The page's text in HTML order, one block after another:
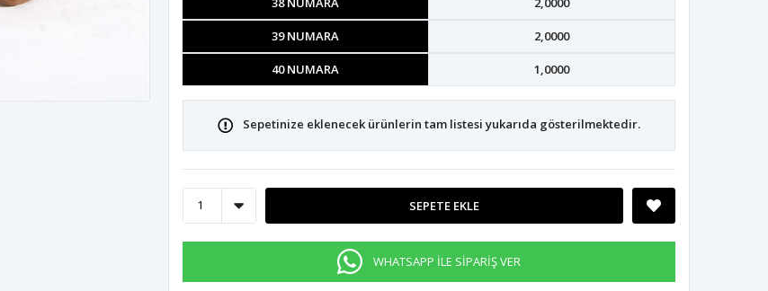
39 NUMARA 2,0000
40 NUMARA 1,0000
Sepetinize eklenecek ürünlerin tam listesi yukarıda gösterilmektedir.
SEPETE EKLE
WHATSAPP İLE SİPARİŞ VER